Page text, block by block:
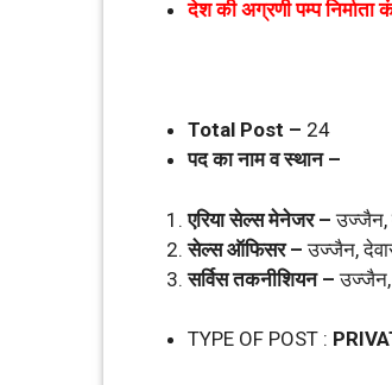
देश की अग्रणी पम्‍प
Total Post – 24
पद का नाम व स्‍थान –
एरिया सेल्‍स मेनेजर – उज्‍जैन,
सेल्‍स ऑफिसर – उज्‍जैन,
सर्विस त‍कनीशियन – उज्‍जैन,
TYPE OF POST :